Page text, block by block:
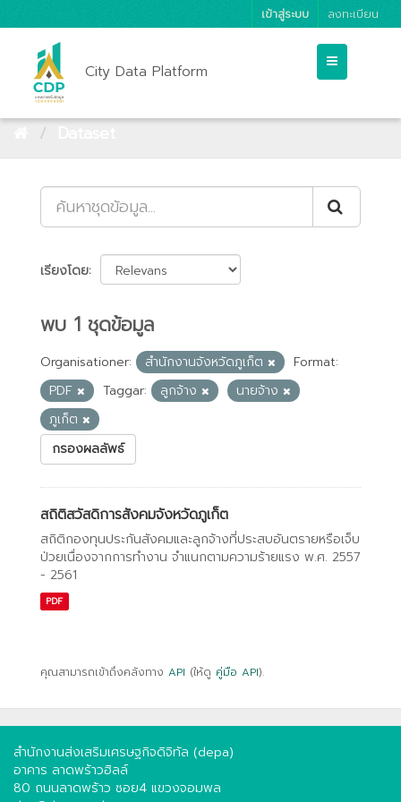
เข้าสู่ระบบ ลงทะเบียน
City Data Platform
เรียงโดย
พบ 1 ชุดข้อมูล
Organisationer: สำนักงานจังหวัดภูเก็ต
Format:
PDF
Taggar: ลูกจ้าง
นายจ้าง
ภูเก็ต
กรองผลลัพธ์
สถิติสวัสดิการสังคมจังหวัดภูเก็ต
สถิติกองทุนประกันสังคมและลูกจ้างที่ประสบอันตรายหรือเจ็บ
ป่วยเนื่องจากการทํางาน จําแนกตามความร้ายแรง พ.ศ. 2557
- 2561
PDF
คุณสามารถเข้าถึงคลังทาง API (ให้ดู คู่มือ API).
สำนักงานส่งเสริมเศรษฐกิจดิจิทัล (depa)
อาคาร ลาดพร้าวฮิลล์
80 ถนนลาดพร้าว ซอย4 แขวงจอมพล